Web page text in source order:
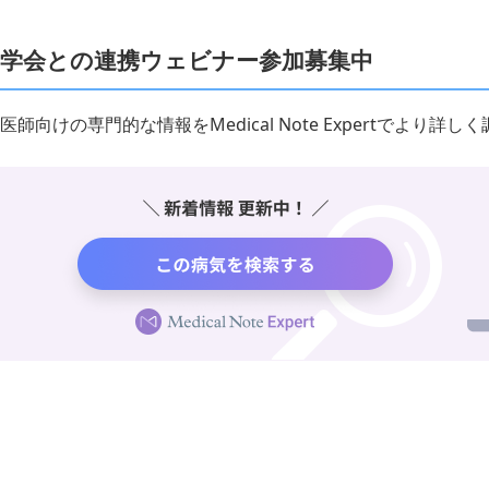
学会との連携ウェビナー参加募集中
医師向けの専門的な情報をMedical Note Expertでより詳しく